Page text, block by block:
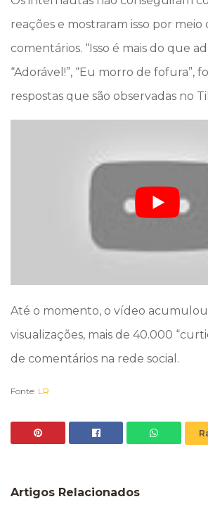
reações e mostraram isso por meio
comentários. “Isso é mais do que
“Adorável!”, “Eu morro de fofura”,
respostas que são observadas no
Até o momento, o vídeo
visualizações, mais de 40.000
de comentários na rede social.
Fonte: LR
Artigos Relacionados